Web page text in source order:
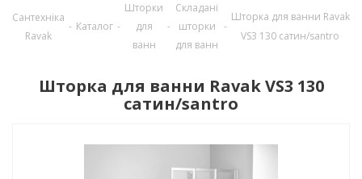
Сантехніка
Ravak
- Каталог -
Шторки
для
ванн
-
Складані
шторки
для ванн
-
Шторка для ванни Ravak
VS3 130 сатин/santro
Шторка для ванни Ravak VS3 130
сатин/santro